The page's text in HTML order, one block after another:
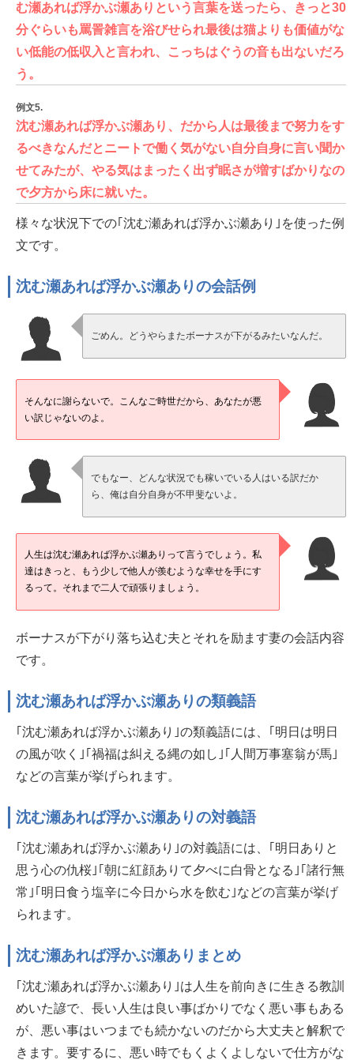
む瀬あれば浮かぶ瀬ありという言葉を送ったら、きっと30
分ぐらいも罵詈雑言を浴びせられ最後は猫よりも価値がな
い低能の低収入と言われ、こっちはぐうの音も出ないだろ
う。
例文5.
沈む瀬あれば浮かぶ瀬あり、だから人は最後まで努力をす
るべきなんだとニートで働く気がない自分自身に言い聞か
せてみたが、やる気はまったく出ず眠さが増すばかりなの
で夕方から床に就いた。
様々な状況下での｢沈む瀬あれば浮かぶ瀬あり｣を使った例
文です。
沈む瀬あれば浮かぶ瀬ありの会話例
ごめん。どうやらまたボーナスが下がるみたいなんだ。
そんなに謝らないで。こんなご時世だから、あなたが悪
い訳じゃないのよ。
でもなー、どんな状況でも稼いでいる人はいる訳だか
ら、俺は自分自身が不甲斐ないよ。
人生は沈む瀬あれば浮かぶ瀬ありって言うでしょう。私
達はきっと、もう少しで他人が羨むような幸せを手にす
るって。それまで二人で頑張りましょう。
ボーナスが下がり落ち込む夫とそれを励ます妻の会話内容
です。
沈む瀬あれば浮かぶ瀬ありの類義語
｢沈む瀬あれば浮かぶ瀬あり｣の類義語には、｢明日は明日
の風が吹く｣｢禍福は糾える縄の如し｣｢人間万事塞翁が馬｣
などの言葉が挙げられます。
沈む瀬あれば浮かぶ瀬ありの対義語
｢沈む瀬あれば浮かぶ瀬あり｣の対義語には、｢明日ありと
思う心の仇桜｣｢朝に紅顔ありて夕べに白骨となる｣｢諸行無
常｣｢明日食う塩辛に今日から水を飲む｣などの言葉が挙げ
られます。
沈む瀬あれば浮かぶ瀬ありまとめ
｢沈む瀬あれば浮かぶ瀬あり｣は人生を前向きに生きる教訓
めいた諺で、長い人生は良い事ばかりでなく悪い事もある
が、悪い事はいつまでも続かないのだから大丈夫と解釈で
きます。要するに、悪い時でもくよくよしないで仕方がな